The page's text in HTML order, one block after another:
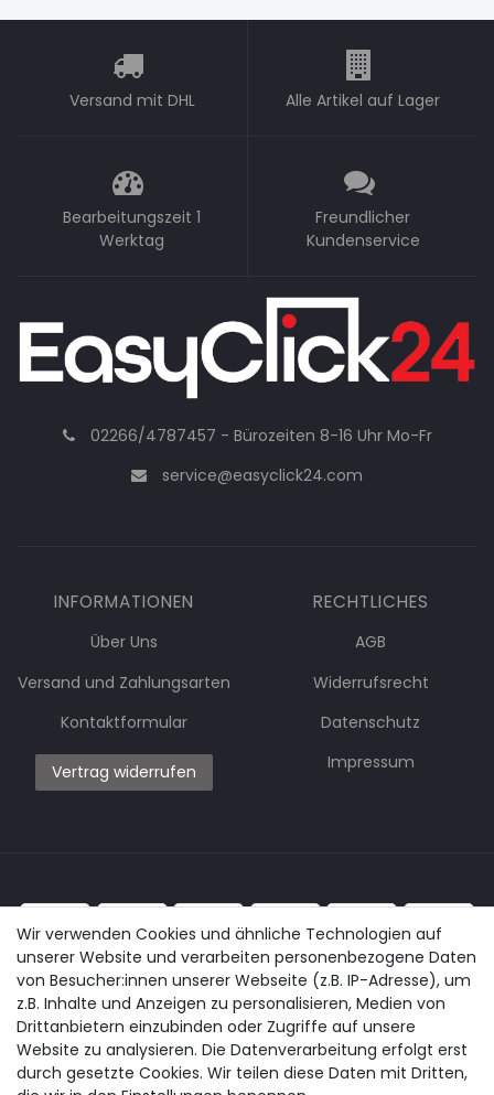
Versand mit DHL Alle Artikel auf Lager
Bearbeitungszeit 1
Werktag
Freundlicher
Kundenservice
02266/4787457 - Bürozeiten 8-16 Uhr Mo-Fr
service@easyclick24.com
INFORMATIONEN
Über Uns
Versand und Zahlungsarten
Kontaktformular
Vertrag widerrufen
RECHTLICHES
AGB
Widerrufsrecht
Datenschutz
Impressum
Wir verwenden Cookies und ähnliche Technologien auf
unserer Website und verarbeiten personenbezogene Daten
von Besucher:innen unserer Webseite (z.B. IP-Adresse), um
z.B. Inhalte und Anzeigen zu personalisieren, Medien von
Drittanbietern einzubinden oder Zugriffe auf unsere
Website zu analysieren. Die Datenverarbeitung erfolgt erst
durch gesetzte Cookies. Wir teilen diese Daten mit Dritten,